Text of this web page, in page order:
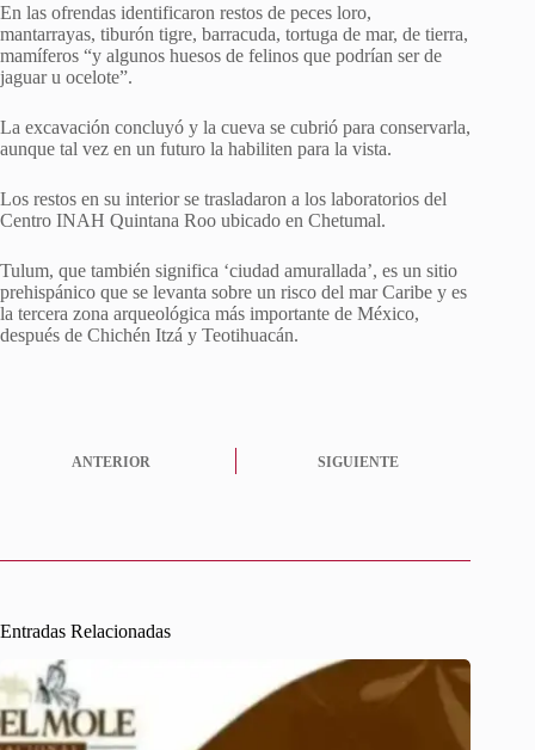
En las ofrendas identificaron restos de peces loro,
mantarrayas, tiburón tigre, barracuda, tortuga de mar, de tierra,
mamíferos “y algunos huesos de felinos que podrían ser de
jaguar u ocelote”.
La excavación concluyó y la cueva se cubrió para conservarla,
aunque tal vez en un futuro la habiliten para la vista.
Los restos en su interior se trasladaron a los laboratorios del
Centro INAH Quintana Roo ubicado en Chetumal.
Tulum, que también significa ‘ciudad amurallada’, es un sitio
prehispánico que se levanta sobre un risco del mar Caribe y es
la tercera zona arqueológica más importante de México,
después de Chichén Itzá y Teotihuacán.
ANTERIOR SIGUIENTE
Entradas Relacionadas